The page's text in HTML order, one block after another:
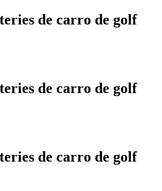
de carro de golf
de carro de golf
de carro de golf